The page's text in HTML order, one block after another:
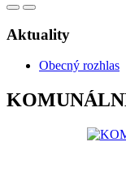
Aktuality
Obecný rozhlas